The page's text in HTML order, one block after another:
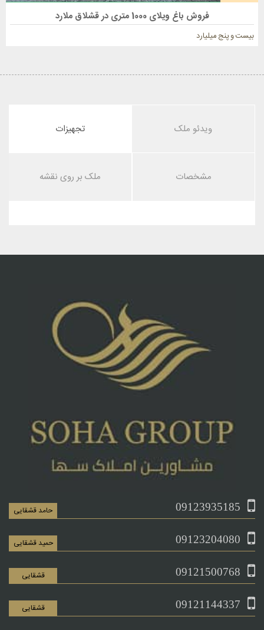
فروش باغ ویلا 1000 متری در ملارد
فروش باغ ویلای 1000 متری در قشلاق ملارد
بیست و پنج میلیارد
تجهیزات ویدئو ملک
ملک بر روی نقشه مشخصات
09123935185 حامد قشقایی
09123204080 حمید قشقایی
09121500768 قشقایی
09121144337 قشقایی